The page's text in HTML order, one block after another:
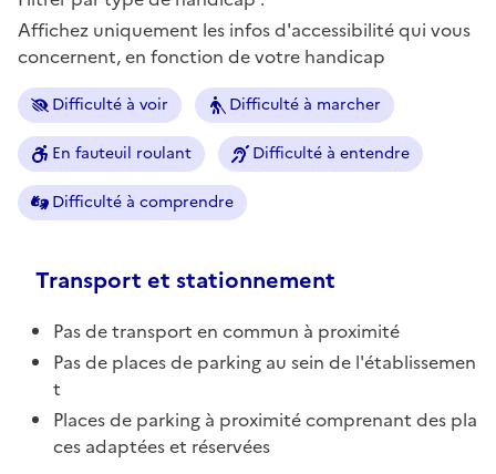
Affichez uniquement les infos d'accessibilité qui vous
concernent, en fonction de votre handicap
Difficulté à voir Difficulté à marcher
En fauteuil roulant Difficulté à entendre
Difficulté à comprendre
Transport et stationnement
Pas de transport en commun à proximité
Pas de places de parking au sein de l'établissemen
t
Places de parking à proximité comprenant des pla
ces adaptées et réservées